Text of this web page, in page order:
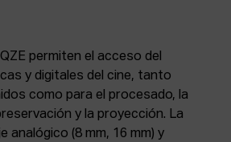
permiten el acceso del
y digitales del cine, tanto
como para el procesado, la
y la proyección. La
analógico (8 mm, 16 mm) y
de imagen y sonido
mm, 16 mm y 35 mm, de un
de un atelier de proyección (8